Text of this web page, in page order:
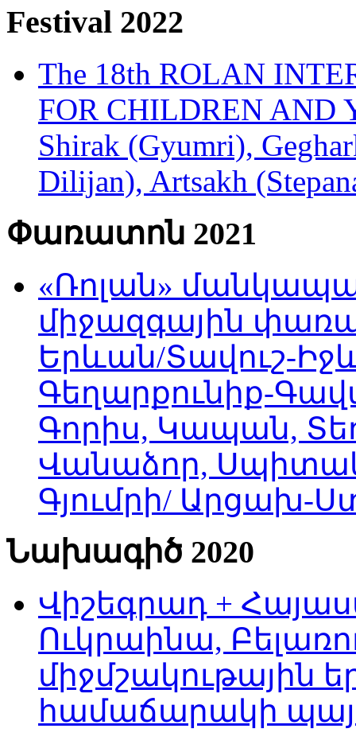
Festival 2022
The 18th ROLAN
FOR CHILDREN AND
Shirak (Gyumri),
Dilijan), Artsakh
Փառատոն 2021
«Ռոլան»
միջազգային
Երևան/Տավուշ-
Գեղարքունիք-
Գորիս, Կապան,
Վանաձոր,
Գյումրի/ Արցախ-
Նախագիծ 2020
Վիշեգրադ +
Ուկրաինա,
միջմշակութային
համաճարակի